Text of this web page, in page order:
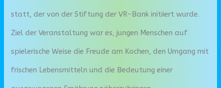
statt, der von der Stiftung der VR-Bank initiiert wurde.
Ziel der Veranstaltung war es, jungen Menschen auf
spielerische Weise die Freude am Kochen, den Umgang mit
frischen Lebensmitteln und die Bedeutung einer